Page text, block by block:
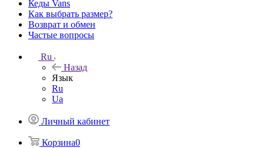
Кеды Vans
Как выбрать размер?
Возврат и обмен
Частые вопросы
Ru
Назад
Язык
Ru
Ua
Личный кабинет
Корзина0